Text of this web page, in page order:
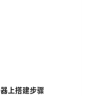
上搭建步骤